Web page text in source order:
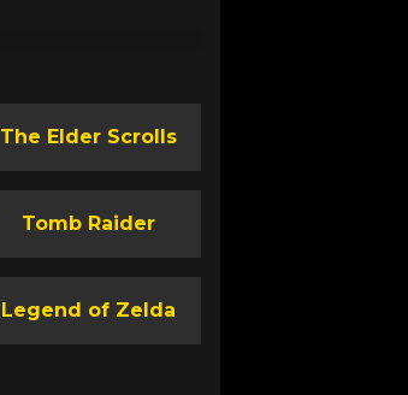
The Elder Scrolls
Tomb Raider
Legend of Zelda